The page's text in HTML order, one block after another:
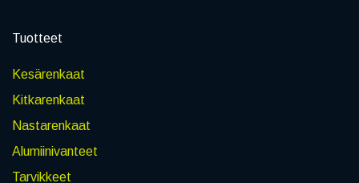
Tuotteet
Kesärenkaat
Kitkarenkaat
Nastarenkaat
Alumiinivanteet
Tarvikkeet